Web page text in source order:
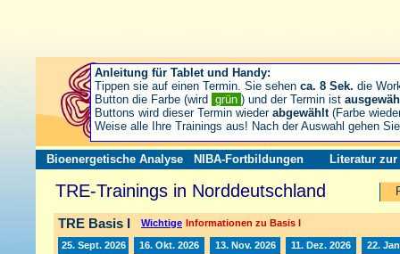
Bioenergetische Analyse NIBA-Fortbildungen Literatur zur
TRE-Trainings in Norddeutschland
TRE Basis I Wichtige Informationen zu Basis I
25. Sept. 2026 16. Okt. 2026 13. Nov. 2026 11. Dez. 2026 22.
Anleitung für Tablet und Handy:
Tippen sie auf einen Termin. Sie sehen ca. 8 Sek. die
Button die Farbe (wird grün ) und der Termin ist
Buttons wird dieser Termin wieder abgewählt(Farbe
Weise alle Ihre Trainings aus! Nach der Auswahl gehen